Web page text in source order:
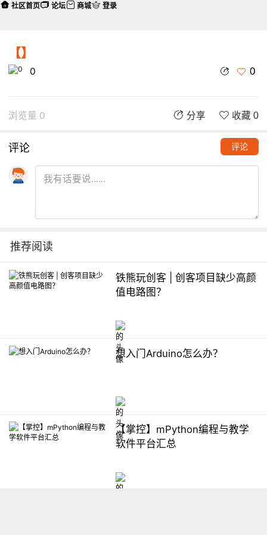
【】
0 0
浏览量 0 分享 收藏 0
评论 评论
推荐阅读
铁熊玩创客 | 创客项目缺少高颜
值电路图？
想入门Arduino怎么办？
【掌控】mPython编程与教学
软件平台汇总
社区首页 论坛 商城 登录